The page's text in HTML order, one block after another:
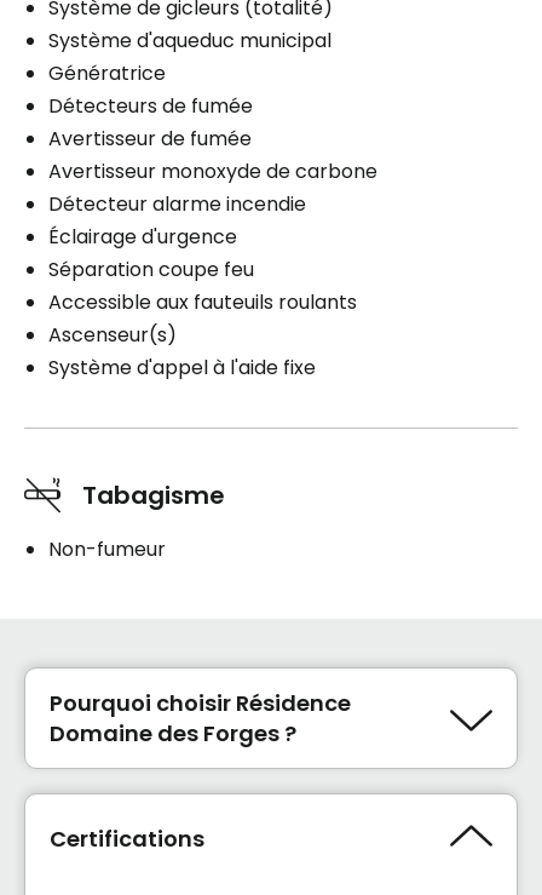
Système de gicleurs (totalité)
Système d'aqueduc municipal
Génératrice
Détecteurs de fumée
Avertisseur de fumée
Avertisseur monoxyde de carbone
Détecteur alarme incendie
Éclairage d'urgence
Séparation coupe feu
Accessible aux fauteuils roulants
Ascenseur(s)
Système d'appel à l'aide fixe
Tabagisme
Non-fumeur
Pourquoi choisir Résidence
Domaine des Forges ?
traité comme la famille.
Certifications